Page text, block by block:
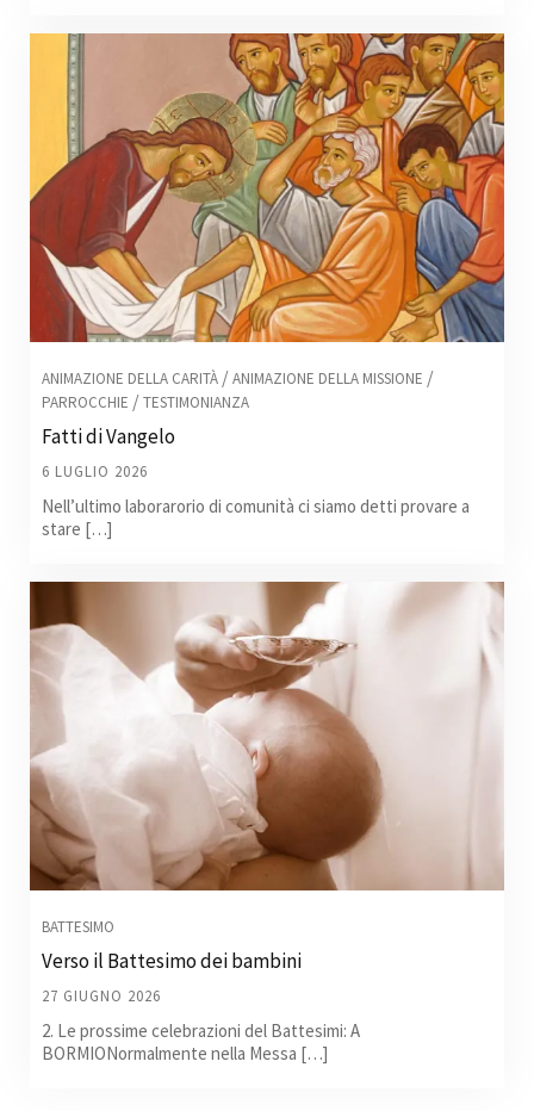
ANIMAZIONE DELLA CARITÀ /ANIMAZIONE DELLA MISSIONE /
PARROCCHIE /TESTIMONIANZA
Fatti di Vangelo
6 LUGLIO 2026
Nell’ultimo laborarorio di comunità ci siamo detti provare a
stare […]
BATTESIMO
Verso il Battesimo dei bambini
27 GIUGNO 2026
2. Le prossime celebrazioni del Battesimi: A
BORMIONormalmente nella Messa […]